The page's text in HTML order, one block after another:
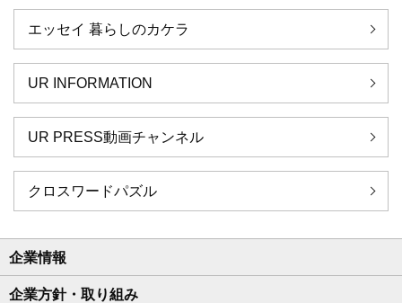
エッセイ 暮らしのカケラ
UR INFORMATION
UR PRESS動画チャンネル
クロスワードパズル
企業情報
企業方針・取り組み